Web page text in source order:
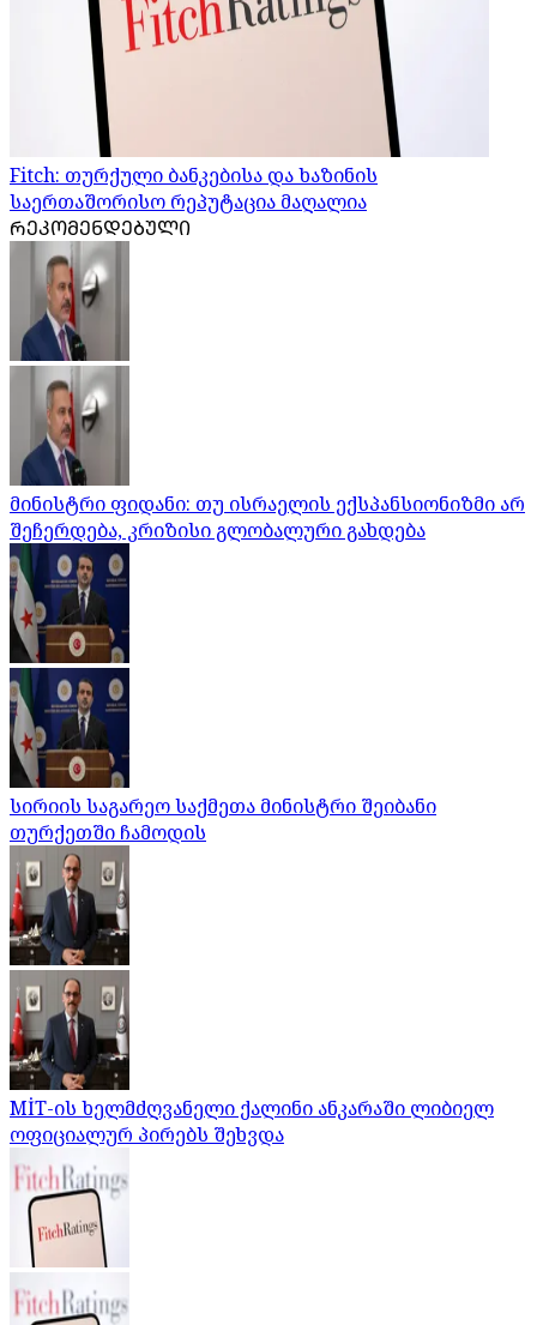
Fitch: თურქული ბანკებისა და ხაზინის
საერთაშორისო რეპუტაცია მაღალია
ᲠᲔᲙᲝᲛᲔᲜᲓᲔᲑᲣᲚᲘ
მინისტრი ფიდანი: თუ ისრაელის ექსპანსიონიზმი არ
შეჩერდება, კრიზისი გლობალური გახდება
სირიის საგარეო საქმეთა მინისტრი შეიბანი
თურქეთში ჩამოდის
MİT-ის ხელმძღვანელი ქალინი ანკარაში ლიბიელ
ოფიციალურ პირებს შეხვდა